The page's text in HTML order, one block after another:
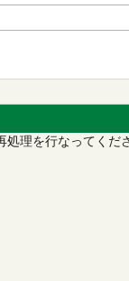
処理を行なってくだ